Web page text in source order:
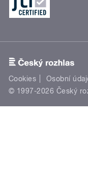
Cookies Osobní
© 1997-2026 Český